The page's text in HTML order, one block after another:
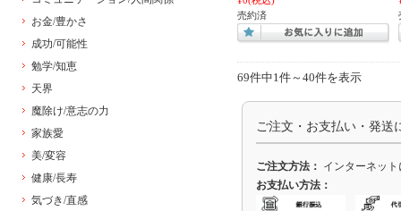
売約済
69件中1件～40件を表示
ご注文・お支払い・発送
ご注文方法： インターネッ
お支払い方法：
お金/豊かさ
成功/可能性
勉学/知恵
天界
魔除け/意志の力
家族愛
美/変容
健康/長寿
気づき/直感